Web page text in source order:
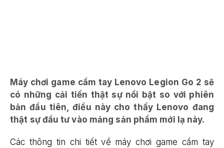
Máy chơi game cầm tay Lenovo Legion Go 2 sẽ
có những cải tiến thật sự nổi bật so với phiên
bản đầu tiên, điều này cho thấy Lenovo đang
thật sự đầu tư vào mảng sản phẩm mới lạ này.
Các thông tin chi tiết về máy chơi game cầm tay